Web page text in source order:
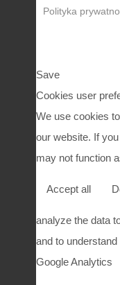
Polityka
Save
Cookies user
We use cookies
our website. If
may not function
Accept all
analyze the data
and to
Google Analytics